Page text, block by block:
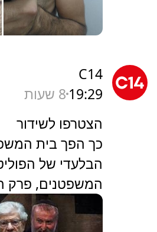
C14
19:29 8 שעות
הצטרפו לשידור
כך הפך בית
הבלעדי של
המשפטנים, פרק